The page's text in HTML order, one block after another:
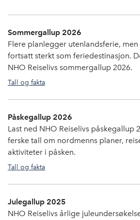
Sommergallup 2026
Flere planlegger utenlandsferie,
fortsatt sterkt som feriedestinasjon.
NHO Reiselivs sommergallup 2026.
Tall og fakta
Påskegallup 2026
Last ned NHO Reiselivs påskegallup
ferske tall om nordmenns planer,
aktiviteter i påsken.
Tall og fakta
Julegallup 2025
NHO Reiselivs årlige